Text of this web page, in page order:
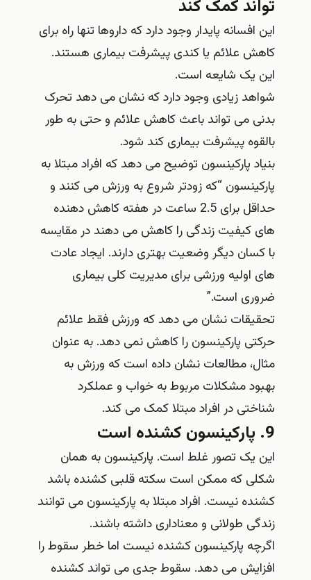
تواند کمک کند
این افسانه پایدار وجود دارد که داروها تنها راه برای
کاهش علائم یا کندی پیشرفت بیماری هستند.
این یک شایعه است.
شواهد زیادی وجود دارد که نشان می دهد تحرک
بدنی می تواند باعث کاهش علائم و حتی به طور
بالقوه پیشرفت بیماری کند شود.
بنیاد پارکینسون توضیح می دهد که افراد مبتلا به
پارکینسون “که زودتر شروع به ورزش می کنند و
حداقل برای 2.5 ساعت در هفته کاهش دهنده
های کیفیت زندگی را کاهش می دهند در مقایسه
با کسان دیگر وضعیت بهتری دارند. ایجاد عادت
های اولیه ورزشی برای مدیریت کلی بیماری
ضروری است.”
تحقیقات نشان می دهد که ورزش فقط علائم
حرکتی پارکینسون را کاهش نمی دهد. به عنوان
مثال، مطالعات نشان داده است که ورزش به
بهبود مشکلات مربوط به خواب و عملکرد
شناختی در افراد مبتلا کمک می کند.
9. پارکینسون کشنده است
این یک تصور غلط است. پارکینسون به همان
شکلی که ممکن است سکته قلبی کشنده باشد
کشنده نیست. افراد مبتلا به پارکینسون می توانند
زندگی طولانی و معناداری داشته باشند.
اگرچه پارکینسون کشنده نیست اما خطر سقوط را
افزایش می دهد. سقوط جدی می تواند کشنده